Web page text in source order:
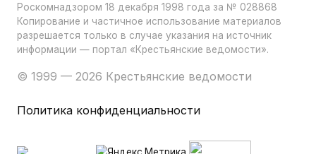
Роскомнадзором 18 декабря 1998 года за № 028868
Копирование и частичное использование материалов
разрешается только в случае указания на источник
информации — портал «Крестьянские ведомости».
© 1999 — 2026 Крестьянские ведомости
Политика конфиденциальности